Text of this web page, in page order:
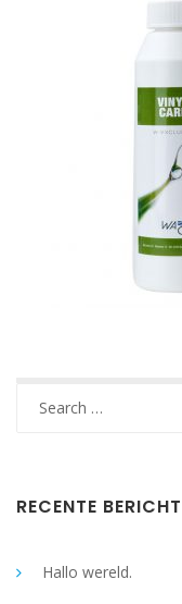
RECENTE
Hallo wereld.